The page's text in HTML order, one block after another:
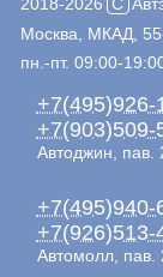
2018-2026 C
Москва, МКАД,
пн.-пт. 09:00-
+7(495)926-
+7(903)509-
Автоджин, пав.
+7(495)940-
+7(926)513-
Автомолл, пав.